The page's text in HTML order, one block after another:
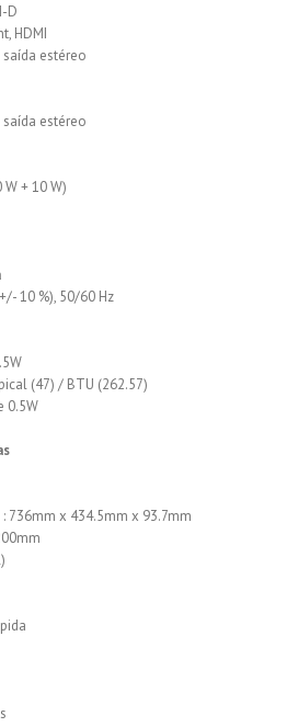
D
HDMI
estéreo
estéreo
+ 10 W)
10 %), 50/60 Hz
(47) / BTU (262.57)
0.5W
736mm x 434.5mm x 93.7mm